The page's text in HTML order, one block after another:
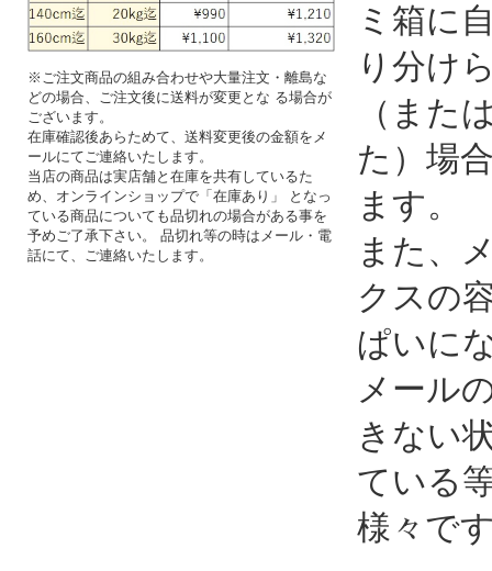
※ご注文商品の組み合わせや大量注文・離島な
どの場合、ご注文後に送料が変更とな る場合が
ございます。
在庫確認後あらためて、送料変更後の金額をメ
ールにてご連絡いたします。
当店の商品は実店舗と在庫を共有しているた
め、オンラインショップで「在庫あり」 となっ
ている商品についても品切れの場合がある事を
予めご了承下さい。 品切れ等の時はメール・電
話にて、ご連絡いたします。
ミ箱に
り分け
（また
た）場
ます。
また、
クスの
ぱいに
メール
きない
ている
様々で